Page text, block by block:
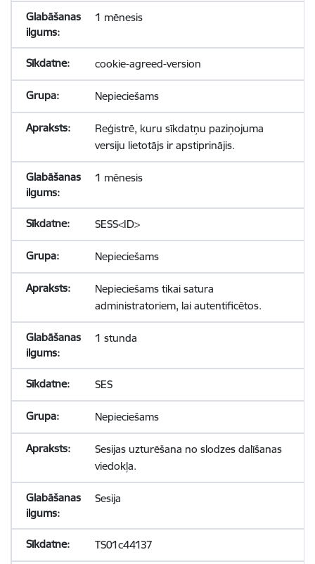
1 mēnesis
cookie-agreed-version
Nepieciešams
Reģistrē, kuru sīkdatņu paziņojuma
versiju lietotājs ir apstiprinājis.
1 mēnesis
SESS<ID>
Nepieciešams
Nepieciešams tikai satura
administratoriem, lai autentificētos.
1 stunda
SES
Nepieciešams
Sesijas uzturēšana no slodzes dalīšanas
viedokļa.
Sesija
TS01c44137